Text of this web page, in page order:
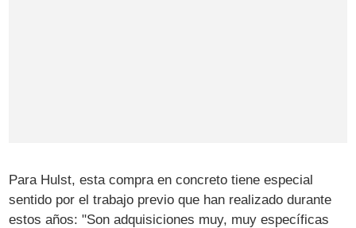
Para Hulst, esta compra en concreto tiene especial
sentido por el trabajo previo que han realizado durante
estos años: "Son adquisiciones muy, muy específicas